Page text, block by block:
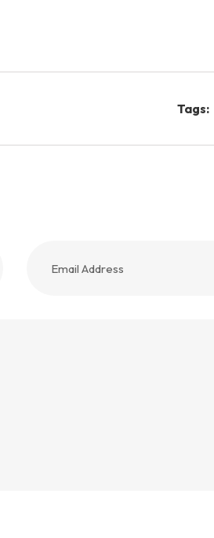
Tags: